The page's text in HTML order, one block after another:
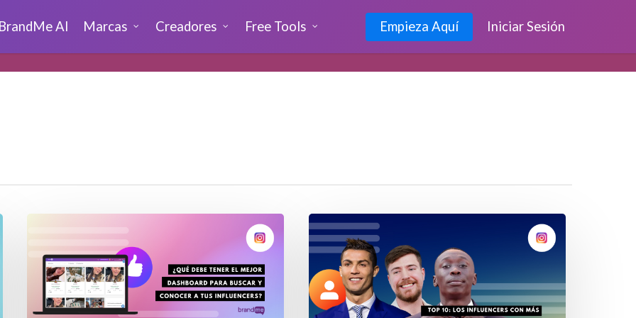
BrandMe AI Marcas Creadores Free Tools Empieza Aquí Iniciar Sesión